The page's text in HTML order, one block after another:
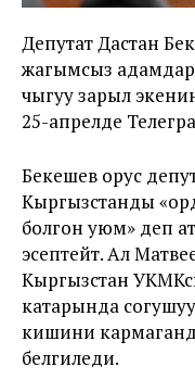
Депутат Дастан
жагымсыз
чыгуу зарыл
25-апрелде
Бекешев орус
Кыргызстанды
болгон уюм» деп
эсептейт. Ал
Кыргызстан
катарында
кишини
белгиледи.